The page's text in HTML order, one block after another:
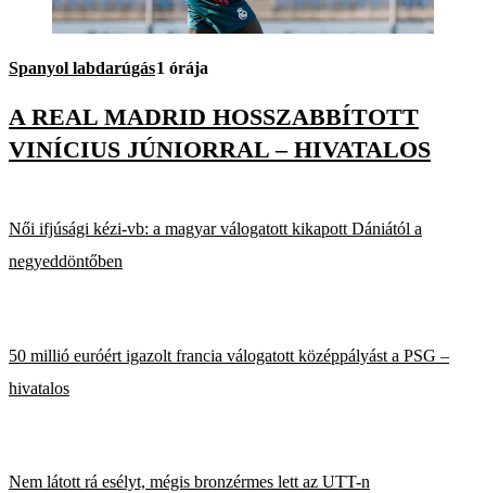
Spanyol labdarúgás1 órája
A REAL MADRID HOSSZABBÍTOTT
VINÍCIUS JÚNIORRAL – HIVATALOS
Női ifjúsági kézi-vb: a magyar válogatott kikapott Dániától a
negyeddöntőben
50 millió euróért igazolt francia válogatott középpályást a PSG –
hivatalos
Nem látott rá esélyt, mégis bronzérmes lett az UTT-n